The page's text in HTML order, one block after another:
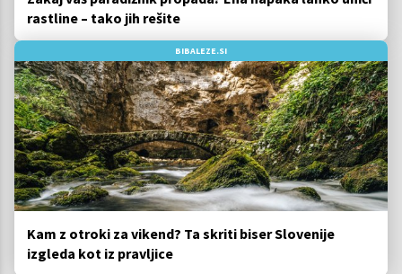
rastline – tako jih rešite
BIBALEZE.SI
Kam z otroki za vikend? Ta skriti biser Slovenije
izgleda kot iz pravljice